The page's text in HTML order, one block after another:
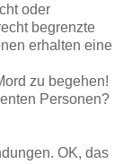
oder
begrenzte
erhalten eine
zu begehen!
Personen?
OK, das